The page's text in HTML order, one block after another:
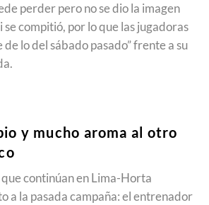
perder pero no se dio la imagen
se compitió, por lo que las jugadoras
lo del sábado pasado” frente a su
y mucho aroma al otro
que continúan en Lima-Horta
a la pasada campaña: el entrenador